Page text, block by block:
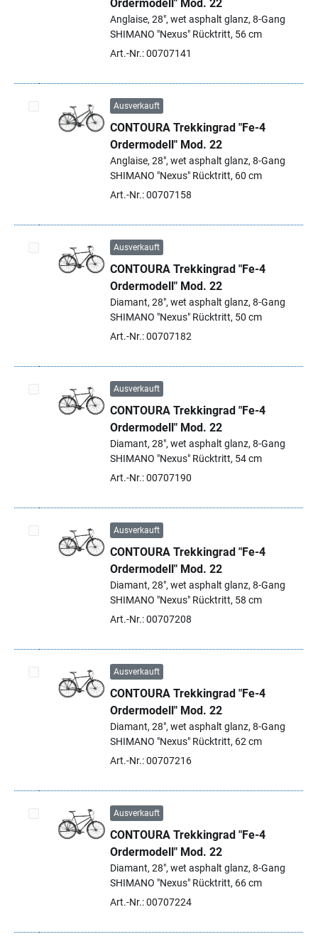
Ordermodell" Mod. 22
Anglaise, 28", wet asphalt glanz, 8-Gang
SHIMANO "Nexus" Rücktritt, 56 cm
Art.-Nr.: 00707141
Artikel auswählen
Ausverkauft
CONTOURA Trekkingrad "Fe-4
Ordermodell" Mod. 22
Anglaise, 28", wet asphalt glanz, 8-Gang
SHIMANO "Nexus" Rücktritt, 60 cm
Art.-Nr.: 00707158
Artikel auswählen
Ausverkauft
CONTOURA Trekkingrad "Fe-4
Ordermodell" Mod. 22
Diamant, 28", wet asphalt glanz, 8-Gang
SHIMANO "Nexus" Rücktritt, 50 cm
Art.-Nr.: 00707182
Artikel auswählen
Ausverkauft
CONTOURA Trekkingrad "Fe-4
Ordermodell" Mod. 22
Diamant, 28", wet asphalt glanz, 8-Gang
SHIMANO "Nexus" Rücktritt, 54 cm
Art.-Nr.: 00707190
Artikel auswählen
Ausverkauft
CONTOURA Trekkingrad "Fe-4
Ordermodell" Mod. 22
Diamant, 28", wet asphalt glanz, 8-Gang
SHIMANO "Nexus" Rücktritt, 58 cm
Art.-Nr.: 00707208
Artikel auswählen
Ausverkauft
CONTOURA Trekkingrad "Fe-4
Ordermodell" Mod. 22
Diamant, 28", wet asphalt glanz, 8-Gang
SHIMANO "Nexus" Rücktritt, 62 cm
Art.-Nr.: 00707216
Artikel auswählen
Ausverkauft
CONTOURA Trekkingrad "Fe-4
Ordermodell" Mod. 22
Diamant, 28", wet asphalt glanz, 8-Gang
SHIMANO "Nexus" Rücktritt, 66 cm
Art.-Nr.: 00707224